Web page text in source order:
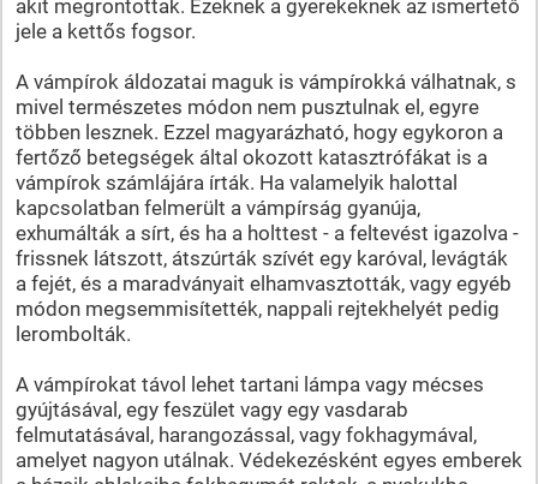
akit megrontottak. Ezeknek a gyerekeknek az ismertető
jele a kettős fogsor.
A vámpírok áldozatai maguk is vámpírokká válhatnak, s
mivel természetes módon nem pusztulnak el, egyre
többen lesznek. Ezzel magyarázható, hogy egykoron a
fertőző betegségek által okozott katasztrófákat is a
vámpírok számlájára írták. Ha valamelyik halottal
kapcsolatban felmerült a vámpírság gyanúja,
exhumálták a sírt, és ha a holttest - a feltevést igazolva -
frissnek látszott, átszúrták szívét egy karóval, levágták
a fejét, és a maradványait elhamvasztották, vagy egyéb
módon megsemmisítették, nappali rejtekhelyét pedig
lerombolták.
A vámpírokat távol lehet tartani lámpa vagy mécses
gyújtásával, egy feszület vagy egy vasdarab
felmutatásával, harangozással, vagy fokhagymával,
amelyet nagyon utálnak. Védekezésként egyes emberek